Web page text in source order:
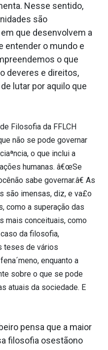
Nesse sentido,
são
que desenvolvem a
entender o mundo e
o que
deveres e direitos,
lutar por aquilo que
Filosofia da FFLCH
não se pode governar
o que inclui a
humanas. â€œSe
sabe governar.â€ As
são imensas, diz, e va£o
como a superação das
mais conceituais, como
da filosofia,
teses de vários
enquanto a
sobre o que se pode
atuais da sociedade. E
pensa que a maior
filosofia osestãono